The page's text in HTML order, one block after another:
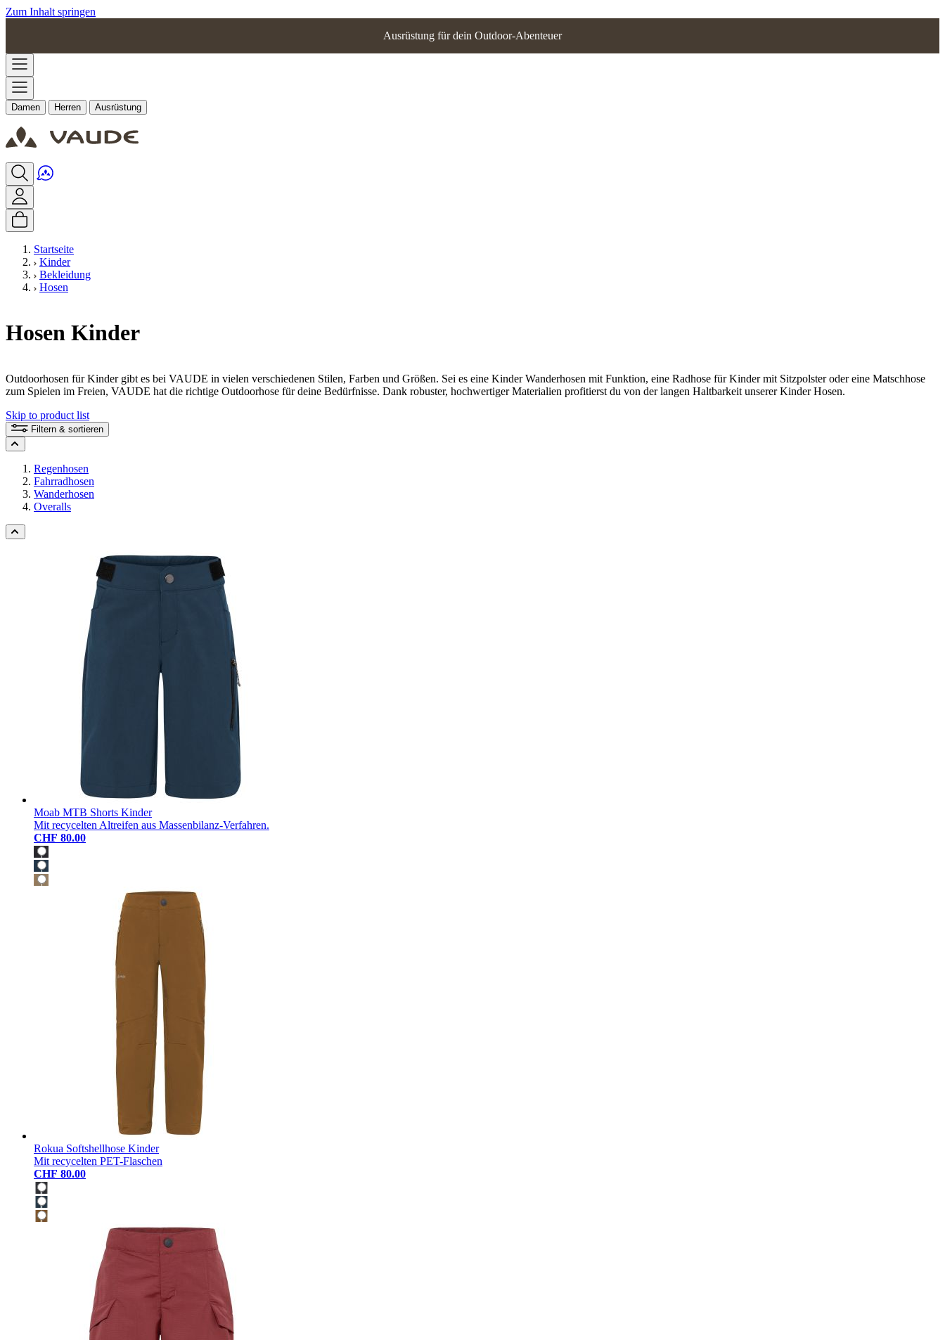
Zum Inhalt springen
Ausrüstung für dein Outdoor-Abenteuer
Damen Herren Ausrüstung
Startseite
Kinder
Bekleidung
Hosen
Hosen Kinder
Outdoorhosen für Kinder gibt es bei VAUDE in vielen verschiedenen Stilen, Farben und Größen. Sei es eine Kinder Wanderhosen mit Funktion, eine Radhose für Kinder mit Sitzpolster oder eine Matschhose
zum Spielen im Freien, VAUDE hat die richtige Outdoorhose für deine Bedürfnisse. Dank robuster, hochwertiger Materialien profitierst du von der langen Haltbarkeit unserer Kinder Hosen.
Skip to product list
Filtern & sortieren
Regenhosen
Fahrradhosen
Wanderhosen
Overalls
Moab MTB Shorts Kinder
Mit recycelten Altreifen aus Massenbilanz-Verfahren.
CHF 80.00
Rokua Softshellhose Kinder
Mit recycelten PET-Flaschen
CHF 80.00